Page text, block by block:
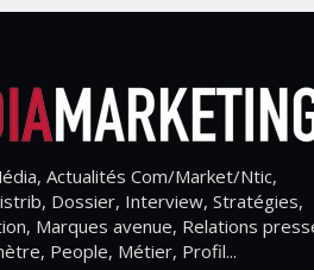
Actualités Com/Market/Ntic,
Dossier, Interview, Stratégies,
Marques avenue, Relations
People, Métier, Profil...